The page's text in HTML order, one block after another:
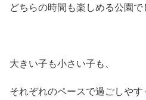
どちらの時間も楽しめる公園で
大きい子も小さい子も、
それぞれのペースで過ごしやす